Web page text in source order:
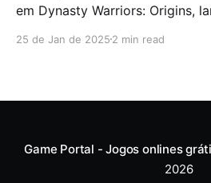
em Dynasty Warriors: Origins,
PC. O jogo traz uma nova
25 de Jan de 2025 2 min read
Game Portal - Jogos onlines
2026